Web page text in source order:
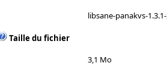
libsane-panakvs-
Taille du fichier
3,1 Mo